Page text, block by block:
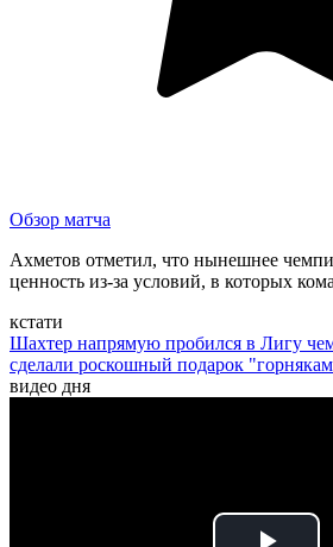
Обзор матча
Ахметов отметил, что нынешнее
ценность из-за условий, в которых
кстати
Шахтер напрямую пробился в Лигу
сделали роскошный подарок
видео дня